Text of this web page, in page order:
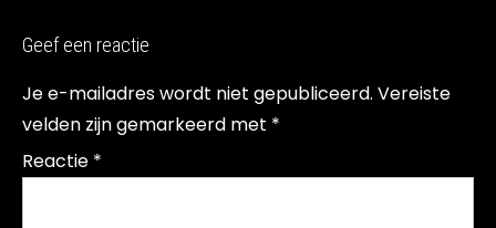
Geef een reactie
Je e-mailadres wordt niet gepubliceerd. Vereiste
velden zijn gemarkeerd met *
Reactie *